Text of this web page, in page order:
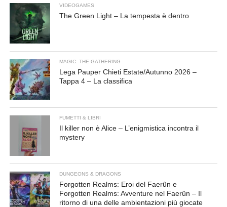
VIDEOGAMES
The Green Light – La tempesta è dentro
MAGIC: THE GATHERING
Lega Pauper Chieti Estate/Autunno 2026 –
Tappa 4 – La classifica
FUMETTI & LIBRI
Il killer non è Alice – L’enigmistica incontra il
mystery
DUNGEONS & DRAGONS
Forgotten Realms: Eroi del Faerûn e
Forgotten Realms: Avventure nel Faerûn – Il
ritorno di una delle ambientazioni più giocate